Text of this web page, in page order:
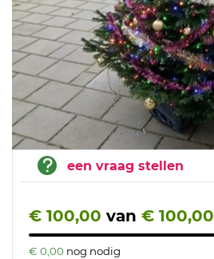
een vraag stellen
€ 100,00 van € 100,00
€ 0,00 nog nodig